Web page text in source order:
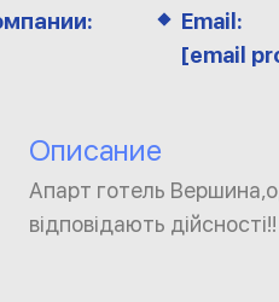
Email:
[email
Описание
Апарт готель
відповідають дійсності!!